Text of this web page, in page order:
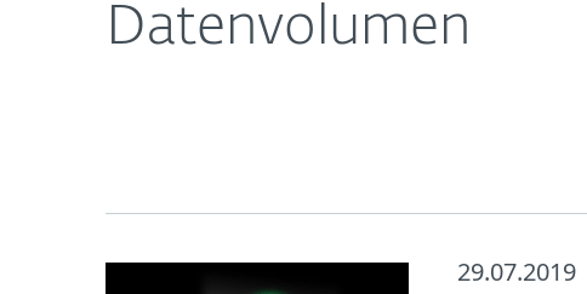
Datenvolumen
29.07.2019